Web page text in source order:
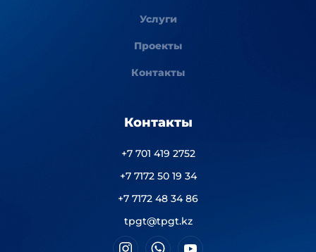
Услуги
Проекты
Контакты
Контакты
+7 701 419 2752
+7 7172 50 19 34
+7 7172 48 34 86
tpgt@tpgt.kz